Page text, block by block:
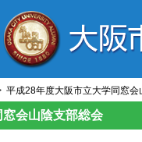
平成28年度大阪市立大学同窓会
会山陰支部総会